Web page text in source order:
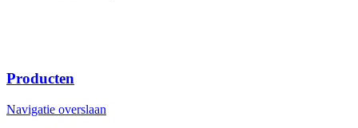
Producten
Navigatie overslaan